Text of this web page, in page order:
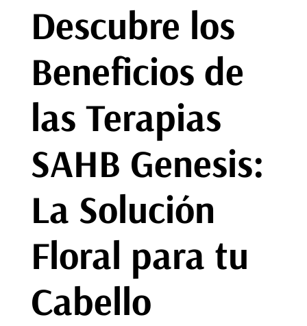
Descubre los
Beneficios de
las Terapias
SAHB Genesis:
La Solución
Floral para tu
Cabello